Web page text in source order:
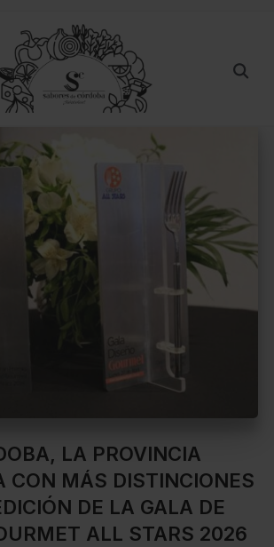
LA PROVINCIA
CON MÁS DISTINCIONES
DE LA GALA DE
ALL STARS 2026